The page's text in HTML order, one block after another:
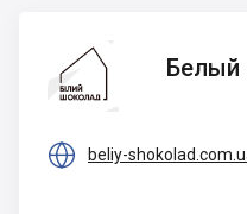
Белый
Шоколад
 beliy-